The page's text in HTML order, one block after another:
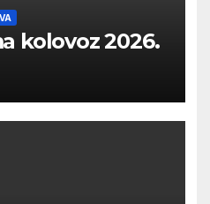
kolovoz 2026.